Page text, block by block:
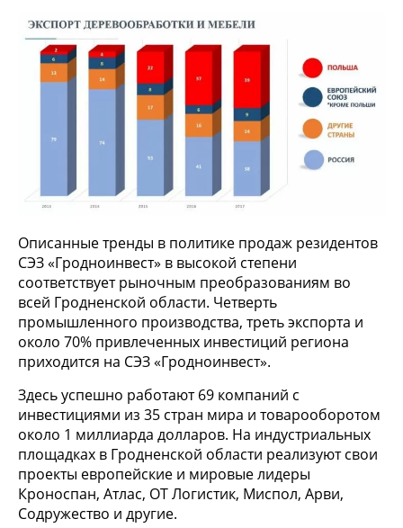
Описанные тренды в политике продаж резидентов
СЭЗ «Гродноинвест» в высокой степени
соответствует рыночным преобразованиям во
всей Гродненской области. Четверть
промышленного производства, треть экспорта и
около 70% привлеченных инвестиций региона
приходится на СЭЗ «Гродноинвест».
Здесь успешно работают 69 компаний с
инвестициями из 35 стран мира и товарооборотом
около 1 миллиарда долларов. На индустриальных
площадках в Гродненской области реализуют свои
проекты европейские и мировые лидеры
Кроноспан, Атлас, ОТ Логистик, Миспол, Арви,
Содружество и другие.